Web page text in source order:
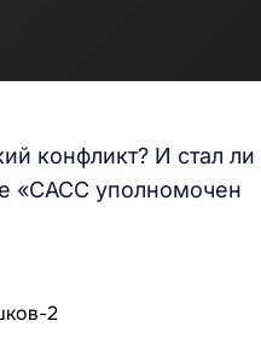
конфликт? И стал ли
«САСС уполномочен